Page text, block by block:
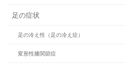
足の症状
足の冷え性（足の冷え症）
変形性膝関節症